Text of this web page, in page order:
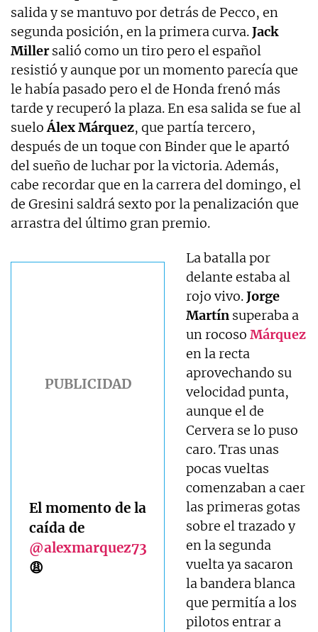
salida y se mantuvo por detrás de Pecco, en
segunda posición, en la primera curva.Jack
Millersalió como un tiro pero el español
resistió y aunque por un momento parecía que
le había pasado pero el de Honda frenó más
tarde y recuperó la plaza. En esa salida se fue al
sueloÁlex Márquez, que partía tercero,
después de un toque con Binder que le apartó
del sueño de luchar por la victoria. Además,
cabe recordar que en la carrera del domingo, el
de Gresini saldrá sexto por la penalización que
arrastra del último gran premio.
El momento de la
caída de
@alexmarquez73
😩
La batalla por
delante estaba al
rojo vivo.Jorge
Martín superaba a
un rocosoMárquez
en la recta
aprovechando su
velocidad punta,
aunque el de
Cervera se lo puso
caro. Tras unas
pocas vueltas
comenzaban a caer
las primeras gotas
sobre el trazado y
en la segunda
vuelta ya sacaron
la bandera blanca
que permitía a los
pilotos entrar a